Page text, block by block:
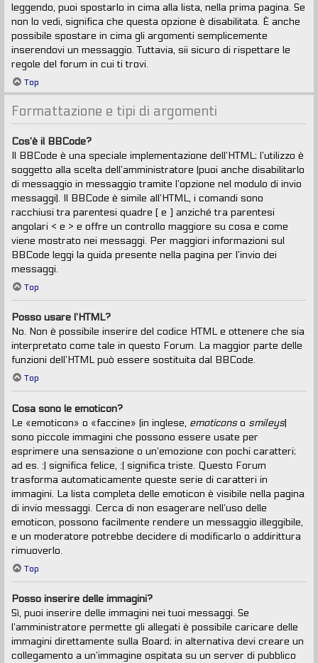
leggendo, puoi spostarlo in cima alla lista, nella prima pagina. Se
non lo vedi, significa che questa opzione è disabilitata. È anche
possibile spostare in cima gli argomenti semplicemente
inserendovi un messaggio. Tuttavia, sii sicuro di rispettare le
regole del forum in cui ti trovi.
Top
Formattazione e tipi di argomenti
Cos’è il BBCode?
Il BBCode è una speciale implementazione dell’HTML; l’utilizzo è
soggetto alla scelta dell’amministratore (puoi anche disabilitarlo
di messaggio in messaggio tramite l’opzione nel modulo di invio
messaggi). Il BBCode è simile all’HTML, i comandi sono
racchiusi tra parentesi quadre [ e ] anziché tra parentesi
angolari < e > e offre un controllo maggiore su cosa e come
viene mostrato nei messaggi. Per maggiori informazioni sul
BBCode leggi la guida presente nella pagina per l’invio dei
messaggi.
Top
Posso usare l’HTML?
No. Non è possibile inserire del codice HTML e ottenere che sia
interpretato come tale in questo Forum. La maggior parte delle
funzioni dell’HTML può essere sostituita dal BBCode.
Top
Cosa sono le emoticon?
Le «emoticon» o «faccine» (in inglese, emoticonso smileys)
sono piccole immagini che possono essere usate per
esprimere una sensazione o un’emozione con pochi caratteri;
ad es. :) significa felice, :( significa triste. Questo Forum
trasforma automaticamente queste serie di caratteri in
immagini. La lista completa delle emoticon è visibile nella pagina
di invio messaggi. Cerca di non esagerare nell’uso delle
emoticon, possono facilmente rendere un messaggio illeggibile,
e un moderatore potrebbe decidere di modificarlo o addirittura
rimuoverlo.
Top
Posso inserire delle immagini?
Sì, puoi inserire delle immagini nei tuoi messaggi. Se
l’amministratore permette gli allegati è possibile caricare delle
immagini direttamente sulla Board; in alternativa devi creare un
collegamento a un’immagine ospitata su un server di pubblico